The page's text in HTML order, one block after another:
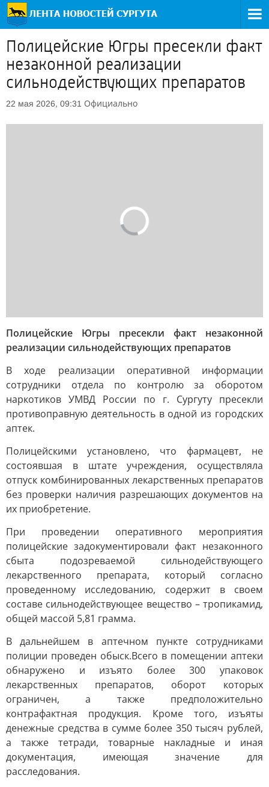
Полицейские Югры пресекли факт
незаконной реализации
сильнодействующих препаратов
22 мая 2026, 09:31 Официально
Полицейские Югры пресекли факт незаконной
реализации сильнодействующих препаратов
В ходе реализации оперативной информации
сотрудники отдела по контролю за оборотом
наркотиков УМВД России по г. Сургуту пресекли
противоправную деятельность в одной из городских
аптек.
Полицейскими установлено, что фармацевт, не
состоявшая в штате учреждения, осуществляла
отпуск комбинированных лекарственных препаратов
без проверки наличия разрешающих документов на
их приобретение.
При проведении оперативного мероприятия
полицейские задокументировали факт незаконного
сбыта подозреваемой сильнодействующего
лекарственного препарата, который согласно
проведенному исследованию, содержит в своем
составе сильнодействующее вещество – тропикамид,
общей массой 5,81 грамма.
В дальнейшем в аптечном пункте сотрудниками
полиции проведен обыск.Всего в помещении аптеки
обнаружено и изъято более 300 упаковок
лекарственных препаратов, оборот которых
ограничен, а также предположительно
контрафактная продукция. Кроме того, изъяты
денежные средства в сумме более 350 тысяч рублей,
а также тетради, товарные накладные и иная
документация, имеющая значение для
расследования.